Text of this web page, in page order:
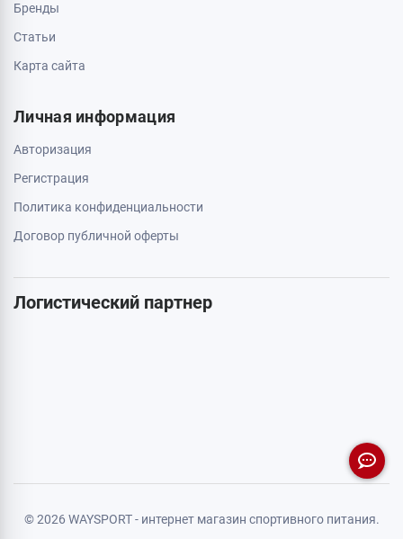
Бренды
Статьи
Карта сайта
Личная информация
Авторизация
Регистрация
Политика конфиденциальности
Договор публичной оферты
Логистический партнер
© 2026 WAYSPORT - интернет магазин спортивного питания.